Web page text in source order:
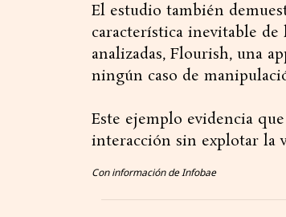
El estudio también
característica inevitable de
analizadas, Flourish, una
ningún caso de
Este ejemplo evidencia
interacción sin explotar la
Con información de Infobae